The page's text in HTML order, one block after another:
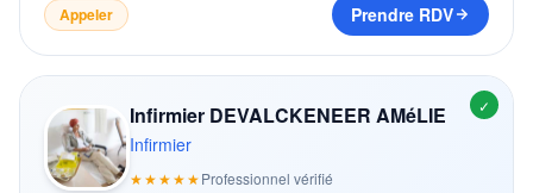
Appeler Prendre RDV
✓
Infirmier DEVALCKENEER AMéLIE
Infirmier
★★★★★Professionnel vérifié